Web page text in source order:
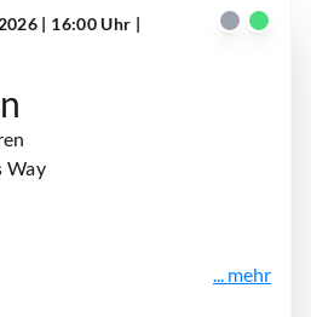
| 16:00 Uhr |
Way
... mehr